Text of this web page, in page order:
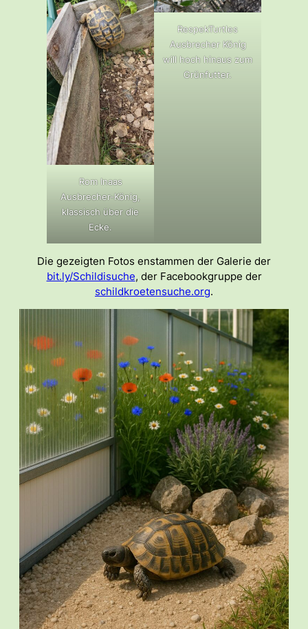
Rom Inaas
Ausbrecher-König,
klassisch über die
Ecke.
RespekTurtles
Ausbrecher König
will hoch hinaus zum
Grünfutter.
Die gezeigten Fotos enstammen der Galerie der
bit.ly/Schildisuche, der Facebookgruppe der
schildkroetensuche.org.